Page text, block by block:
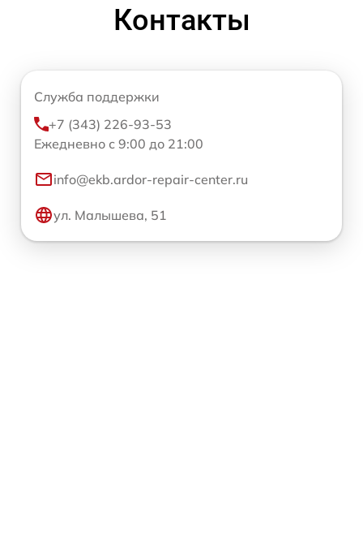
Контакты
Служба поддержки
+7 (343) 226-93-53
Ежедневно с 9:00 до 21:00
info@ekb.ardor-repair-center.ru
ул. Малышева, 51